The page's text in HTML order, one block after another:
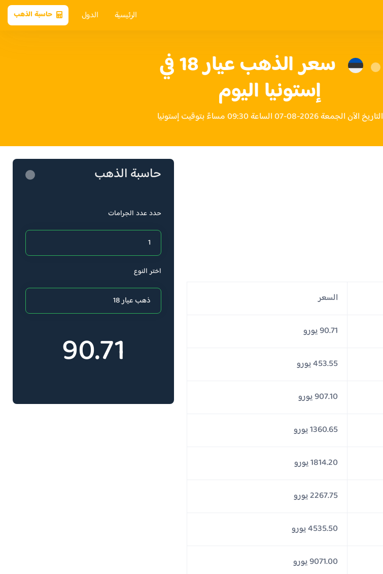
الرئيسية الدول حاسبة الذهب
سعر الذهب عيار 18 في
إستونيا اليوم
التاريخ الآن الجمعة 2026-08-07 الساعة 09:30 مساءً بتوقيت إستونيا
السعر
90.71 يورو
453.55 يورو
907.10 يورو
1360.65 يورو
1814.20 يورو
2267.75 يورو
4535.50 يورو
9071.00 يورو
حاسبة الذهب
حدد عدد الجرامات
اختر النوع
90.71